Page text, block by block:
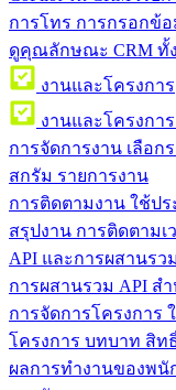
การโทร การกรอกข้
ดูคุณลักษณะ CRM ทั้
งานและโครงการ
งานและโครงการ
การจัดการงาน เลือก
สกรัม รายการงาน
การติดตามงาน ใช้ปร
สรุปงาน การติดตาม
API และการผสานรวม
การผสานรวม API ส
การจัดการโครงการ
โครงการ บทบาท สิท
ผลการทำงานของพนั